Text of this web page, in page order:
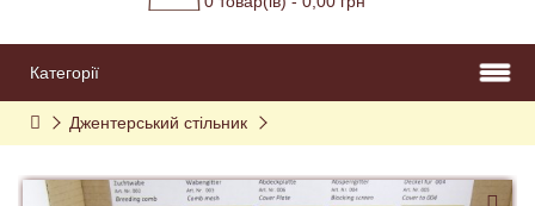
Категорії
Джентерський стільник